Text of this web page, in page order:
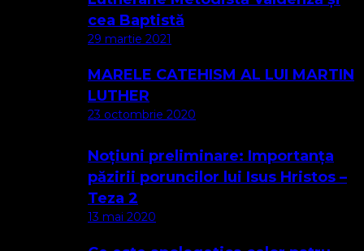
cea Baptistă
29 martie 2021
MARELE CATEHISM AL LUI MARTIN
LUTHER
23 octombrie 2020
Noțiuni preliminare: Importanța
păzirii poruncilor lui Isus Hristos –
Teza 2
13 mai 2020